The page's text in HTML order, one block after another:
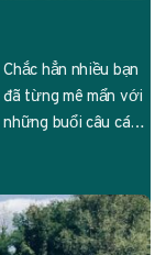
Chắc hẳn nhiều bạn
đã từng mê mẩn với
những buổi câu cá